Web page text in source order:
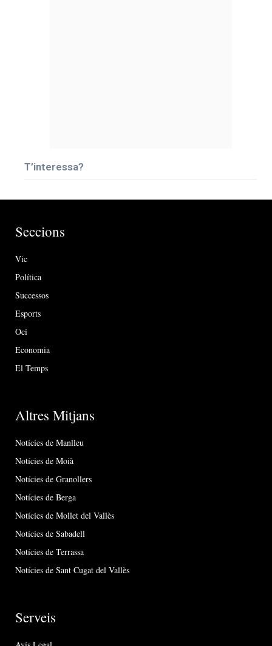
T’interessa?
Seccions
Vic
Política
Successos
Esports
Oci
Economia
El Temps
Altres Mitjans
Notícies de Manlleu
Notícies de Moià
Notícies de Granollers
Notícies de Berga
Notícies de Mollet del Vallès
Notícies de Sabadell
Notícies de Terrassa
Notícies de Sant Cugat del Vallès
Serveis